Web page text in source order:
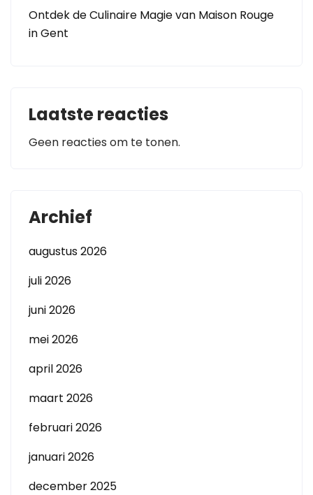
Ontdek de Culinaire Magie van Maison Rouge
in Gent
Laatste reacties
Geen reacties om te tonen.
Archief
augustus 2026
juli 2026
juni 2026
mei 2026
april 2026
maart 2026
februari 2026
januari 2026
december 2025